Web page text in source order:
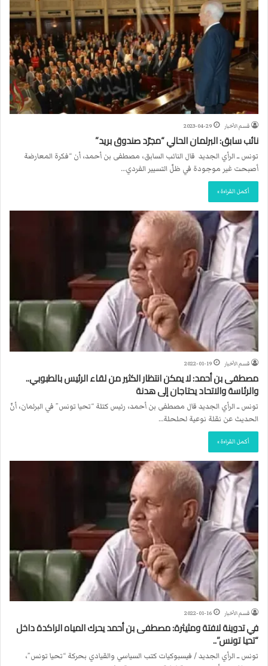
قسم الأخبار 2023-04-29
نائب سابق: البرلمان الحالي “مجرّد صندوق بريد”
تونس ــ الرأي الجديد قال النائب السابق، مصطفى بن أحمد، أن “فكرة المعارضة
أصبحت غير موجودة في ظلّ التسيير الفردي…
أكمل القراءة »
قسم الأخبار 2022-01-19
مصطفى بن أحمد: لا يمكن انتظار الكثير من لقاء الرئيس بالطبوبي..
والرئاسة والاتحاد يحتاجان إلى هدنة
تونس ــ الرأي الجديد قال مصطفى بن أحمد، رئيس كتلة “تحيا تونس” في البرلمان، أنّ
الحديث عن نقلة نوعية لحلحلة…
أكمل القراءة »
قسم الأخبار 2022-01-16
في تدوينة لافتة ومثيثرة: مصطفى بن أحمد يحرك المياه الراكدة داخل
“تحيا تونس”..
تونس ــ الرأي الجديد / فيسبوكيات كتب السياسي والقيادي بحركة “تحيا تونس”،